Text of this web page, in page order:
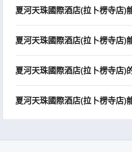
夏河天珠國際酒店(拉卜楞寺店)
夏河天珠國際酒店(拉卜楞寺店)
夏河天珠國際酒店(拉卜楞寺店)
夏河天珠國際酒店(拉卜楞寺店)